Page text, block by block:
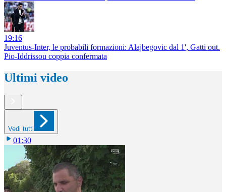
19:16
Juventus-Inter, le probabili formazioni: Alajbegovic dal 1', Gatti out.
Pio-Iddrissou coppia confermata
Ultimi video
Vedi tutti
01:30